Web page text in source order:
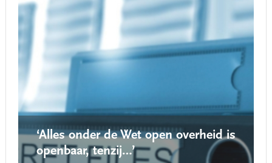
‘Alles onder de Wet open overheid is
openbaar, tenzij…’